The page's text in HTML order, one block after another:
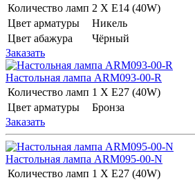
Количество ламп 2 Х E14 (40W)
Цвет арматуры
Никель
Цвет абажура
Чёрный
Заказать
Настольная лампа ARM093-00-R
Количество ламп 1 Х E27 (40W)
Цвет арматуры
Бронза
Заказать
Настольная лампа ARM095-00-N
Количество ламп 1 Х E27 (40W)